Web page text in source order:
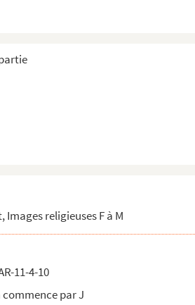
religieuses F à M
11-4-10
par J